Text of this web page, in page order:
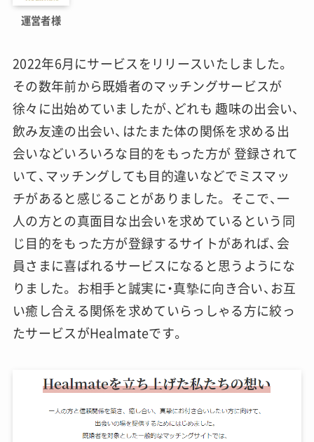
運営者様
2022年6月にサービスをリリースいたしました。
その数年前から既婚者のマッチングサービスが
徐々に出始めていましたが、どれも 趣味の出会い、
飲み友達の出会い、はたまた体の関係を求める出
会いなどいろいろな目的をもった方が 登録されて
いて、マッチングしても目的違いなどでミスマッ
チがあると感じることがありました。 そこで、一
人の方との真面目な出会いを求めているという同
じ目的をもった方が登録するサイトがあれば、会
員さまに喜ばれるサービスになると思うようにな
りました。 お相手と誠実に・真摯に向き合い、お互
い癒し合える関係を求めていらっしゃる方に絞っ
たサービスがHealmateです。